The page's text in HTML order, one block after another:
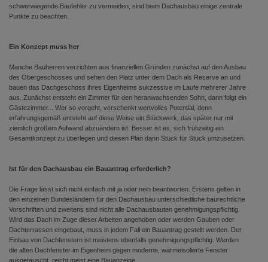
schwerwiegende Baufehler zu vermeiden, sind beim Dachausbau einige zentrale
Punkte zu beachten.
Ein Konzept muss her
Manche Bauherren verzichten aus finanziellen Gründen zunächst auf den Ausbau
des Obergeschosses und sehen den Platz unter dem Dach als Reserve an und
bauen das Dachgeschoss ihres Eigenheims sukzessive im Laufe mehrerer Jahre
aus. Zunächst entsteht ein Zimmer für den heranwachsenden Sohn, dann folgt ein
Gästezimmer... Wer so vorgeht, verschenkt wertvolles Potential, denn
erfahrungsgemäß entsteht auf diese Weise ein Stückwerk, das später nur mit
ziemlich großem Aufwand abzuändern ist. Besser ist es, sich frühzeitig ein
Gesamtkonzept zu überlegen und diesen Plan dann Stück für Stück umzusetzen.
Ist für den Dachausbau ein Bauantrag erforderlich?
Die Frage lässt sich nicht einfach mit ja oder nein beantworten. Erstens gelten in
den einzelnen Bundesländern für den Dachausbau unterschiedliche baurechtliche
Vorschriften und zweitens sind nicht alle Dachausbauten genehmigungspflichtig.
Wird das Dach im Zuge dieser Arbeiten angehoben oder werden Gauben oder
Dachterrassen eingebaut, muss in jedem Fall ein Bauantrag gestellt werden. Der
Einbau von Dachfenstern ist meistens ebenfalls genehmigungspflichtig. Werden
die alten Dachfenster im Eigenheim gegen moderne, wärmeisolierte Fenster
ausgetauscht, reicht meist eine Bauanzeige.